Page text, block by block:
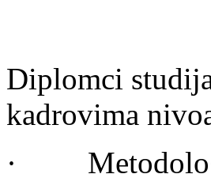
Diplomci
kadrovima
·